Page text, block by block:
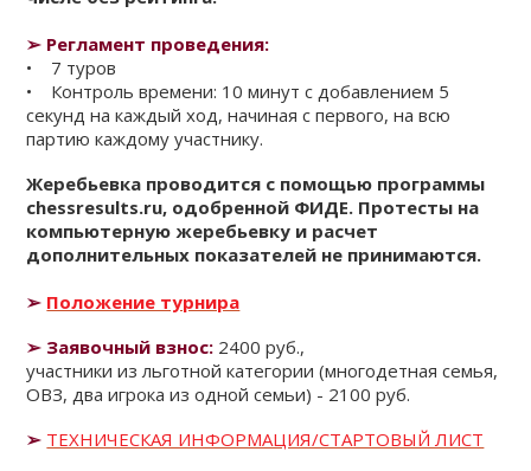
➢ Регламент проведения:
• 7 туров
• Контроль времени: 10 минут с добавлением 5
секунд на каждый ход, начиная с первого, на всю
партию каждому участнику.
Жеребьевка проводится с помощью программы
chessresults.ru, одобренной ФИДЕ. Протесты на
компьютерную жеребьевку и расчет
дополнительных показателей не принимаются.
➢ Положение турнира
➢ Заявочный взнос: 2400 руб.,
участники из льготной категории (многодетная семья,
ОВЗ, два игрока из одной семьи) - 2100 руб.
➢ ТЕХНИЧЕСКАЯ ИНФОРМАЦИЯ/СТАРТОВЫЙ ЛИСТ